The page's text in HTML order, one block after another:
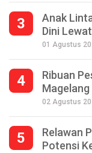
3
Anak
Dini
01 Agustus
4
Ribuan
Magelang
02 Agustus
5
Relawan
Potensi